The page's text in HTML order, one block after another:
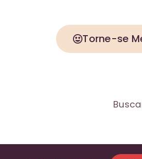
Torne-se